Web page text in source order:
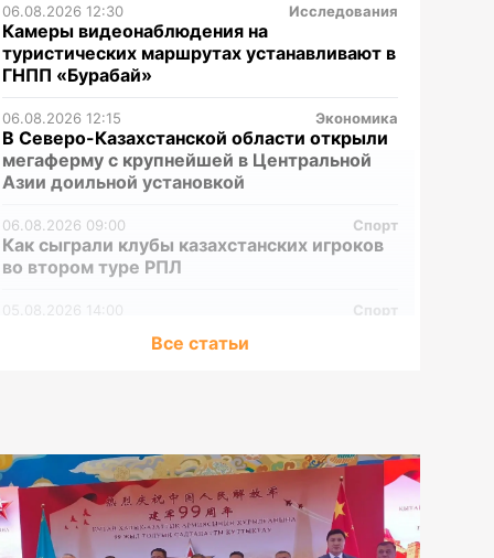
06.08.2026 12:30 Исследования
Камеры видеонаблюдения на
туристических маршрутах устанавливают в
ГНПП «Бурабай»
06.08.2026 12:15 Экономика
В Северо-Казахстанской области открыли
мегаферму с крупнейшей в Центральной
Азии доильной установкой
06.08.2026 09:00 Спорт
Как сыграли клубы казахстанских игроков
во втором туре РПЛ
05.08.2026 14:00 Спорт
05.08.2026 09:00 Спорт
Представлен состав сборной Казахстана на
финальный турнир «Кубка Билли Джин
Кинг-2026»
Все статьи